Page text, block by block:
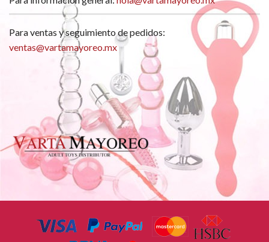
Para ventas y seguimiento de pedidos:
ventas@vartamayoreo.mx